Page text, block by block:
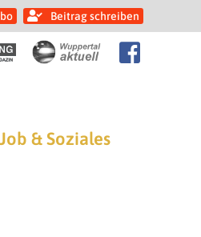
Beitrag schreiben
Job & Soziales